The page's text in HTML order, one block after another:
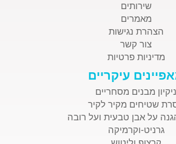
שירותים
מאמרים
הצהרת נגישות
צור קשר
מדיניות פרטיות
עיקריים
ניקיון מבנים מסחריים
שטיחים מקיר לקיר
על אבן טבעית ועל רובה
גרניט-וקרמיקה